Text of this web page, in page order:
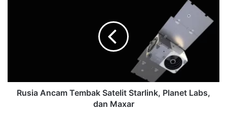
Rusia Ancam Tembak Satelit Starlink, Planet Labs,
dan Maxar